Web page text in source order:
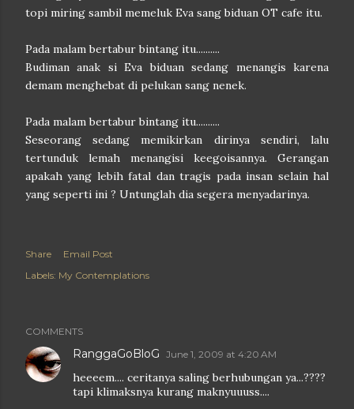
topi miring sambil memeluk Eva sang biduan OT cafe itu.
Pada malam bertabur bintang itu..........
Budiman anak si Eva biduan sedang menangis karena
demam menghebat di pelukan sang nenek.
Pada malam bertabur bintang itu..........
Seseorang sedang memikirkan dirinya sendiri, lalu
tertunduk lemah menangisi keegoisannya. Gerangan
apakah yang lebih fatal dan tragis pada insan selain hal
yang seperti ini ? Untunglah dia segera menyadarinya.
Share
Email Post
Labels: My Contemplations
COMMENTS
RanggaGoBloG June 1, 2009 at 4:20 AM
heeeem.... ceritanya saling berhubungan ya...????
tapi klimaksnya kurang maknyuuuss....